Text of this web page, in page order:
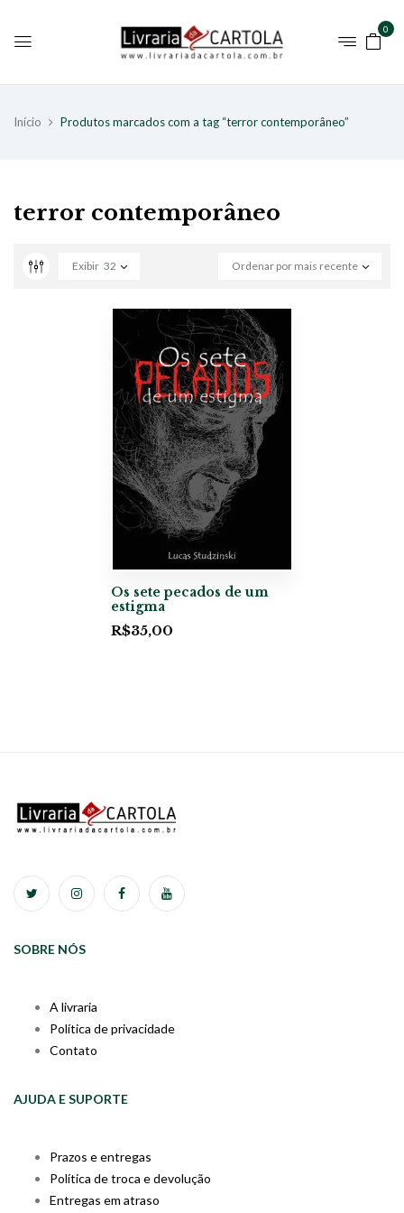
0
Início Produtos marcados com a tag “terror contemporâneo”
terror contemporâneo
Ordenar por mais recente
Exibir 32
Os sete pecados de um
estigma
R$35,00
SOBRE NÓS
A livraria
Política de privacidade
Contato
AJUDA E SUPORTE
Prazos e entregas
Política de troca e devolução
Entregas em atraso